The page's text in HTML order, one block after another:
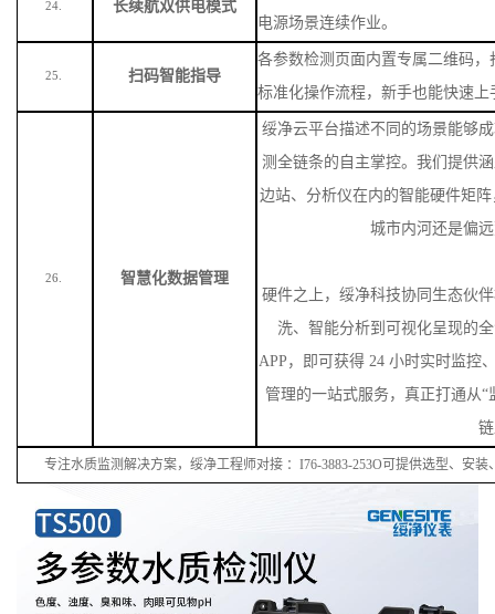
24. 长续航双供电模式
电源场景连续作业。
25. 扫码智能指导
各参数检测页面内置专属二维码
标准化操作流程，新手也能快速上
26. 智慧化数据管理
绥净云平台描述不同的场景能够
测全链条的自主掌控。我们提供
边站、分析仪在内的智能硬件矩
城市内河还是偏
硬件之上，绥净科技协同生态伙
洗、智能分析到可视化呈现的
APP，即可获得 24 小时实时监控
管理的一站式服务，真正打通从“
专注水质监测解决方案，绥净工程师对接 ：I76-3883-253O可提供选型、安装